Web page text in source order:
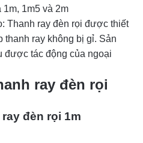
1m5 và 2m
Thanh ray đèn rọi được thiết
thanh ray không bị gỉ. Sản
được tác động của ngoại
ray đèn rọi
đèn rọi 1m